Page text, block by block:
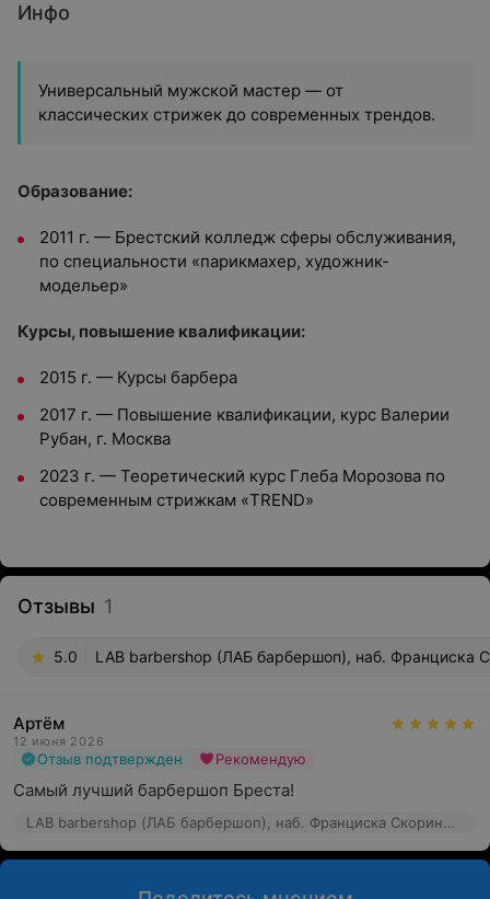
Инфо
Универсальный мужской мастер — от
классических стрижек до современных трендов.
Образование:
2011 г. — Брестский колледж сферы обслуживания,
по специальности «парикмахер, художник-
модельер»
Курсы, повышение квалификации:
2015 г. — Курсы барбера
2017 г. — Повышение квалификации, курс Валерии
Рубан, г. Москва
2023 г. — Теоретический курс Глеба Морозова по
современным стрижкам «TREND»
Отзывы 1
5.0 LAB barbershop (ЛАБ барбершоп), наб. Франциска
Артём
12 июня 2026
Отзыв подтвержден Рекомендую
Самый лучший барбершоп Бреста!
LAB barbershop (ЛАБ барбершоп), наб. Франциска Скорины, 4